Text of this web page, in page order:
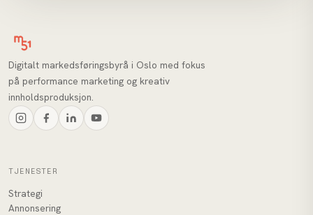
Digitalt markedsføringsbyrå i Oslo med fokus
på performance marketing og kreativ
innholdsproduksjon.
TJENESTER
Strategi
Annonsering